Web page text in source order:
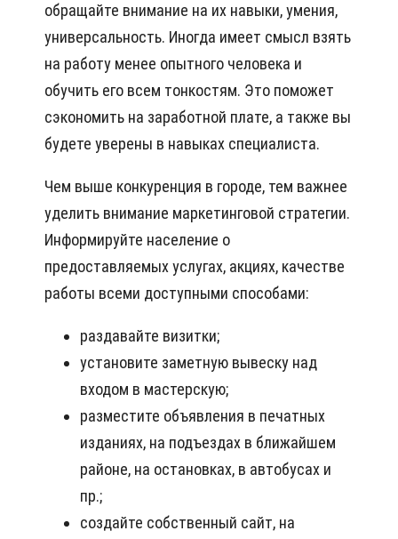
обращайте внимание на их навыки, умения,
универсальность. Иногда имеет смысл взять
на работу менее опытного человека и
обучить его всем тонкостям. Это поможет
сэкономить на заработной плате, а также вы
будете уверены в навыках специалиста.
Чем выше конкуренция в городе, тем важнее
уделить внимание маркетинговой стратегии.
Информируйте население о
предоставляемых услугах, акциях, качестве
работы всеми доступными способами:
раздавайте визитки;
установите заметную вывеску над
входом в мастерскую;
разместите объявления в печатных
изданиях, на подъездах в ближайшем
районе, на остановках, в автобусах и
пр.;
создайте собственный сайт, на